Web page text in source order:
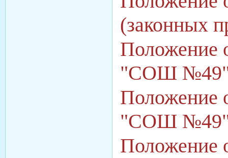
(законных
Положение
"СОШ
Положение
"СОШ
Положение